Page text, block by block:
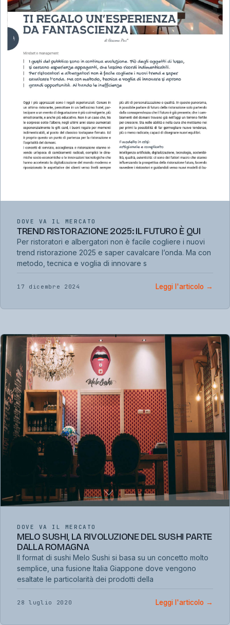
DOVE VA IL MERCATO
TREND RISTORAZIONE 2025: IL FUTURO È QUI
Per ristoratori e albergatori non è facile cogliere i nuovi
trend ristorazione 2025 e saper cavalcare l’onda. Ma con
metodo, tecnica e voglia di innovare s
17 dicembre 2024 Leggi l'articolo →
DOVE VA IL MERCATO
MELO SUSHI, LA RIVOLUZIONE DEL SUSHI PARTE
DALLA ROMAGNA
Il format di sushi Melo Sushi si basa su un concetto molto
semplice, una fusione Italia Giappone dove vengono
esaltate le particolarità dei prodotti della
28 luglio 2020 Leggi l'articolo →